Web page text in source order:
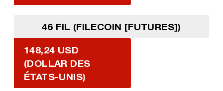
46 FIL (FILECOIN [FUTURES])
148,24 USD
(DOLLAR DES
ÉTATS-UNIS)